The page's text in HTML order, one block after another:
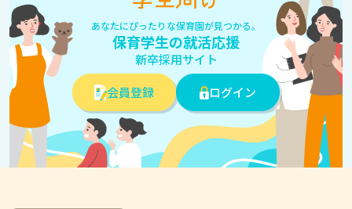
あなたにぴったりな保育園が見つかる。
保育学生の就活応援
新卒採用サイト
会員登録
ログイン